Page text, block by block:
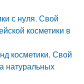
с нуля. Свой
косметики в
косметики. Свой
натуральных